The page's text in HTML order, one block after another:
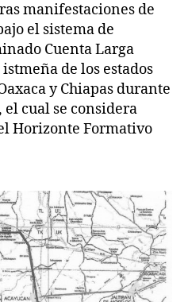
manifestaciones de
el sistema de
Cuenta Larga
de los estados
y Chiapas durante
cual se considera
Horizonte Formativo